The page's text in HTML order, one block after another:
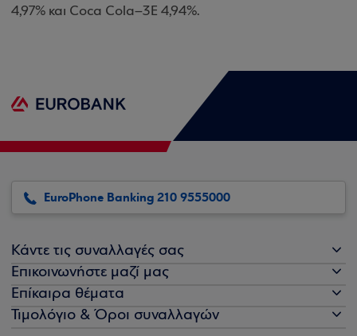
4,97% και Coca Cola–3E 4,94%.
EuroPhone Banking 210 9555000
Κάντε τις συναλλαγές σας
Επικοινωνήστε μαζί μας
Επίκαιρα θέματα
Τιμολόγιο & Όροι συναλλαγών